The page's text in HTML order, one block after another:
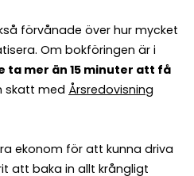
förvånade över hur mycket
Om bokföringen är i
ta mer än 15 minuter att få
skatt med Årsredovisning
ekonom för att kunna driva
att baka in allt krångligt